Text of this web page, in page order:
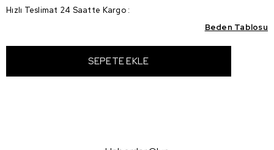
Hızlı Teslimat 24 Saatte Kargo :
Beden Tablosu